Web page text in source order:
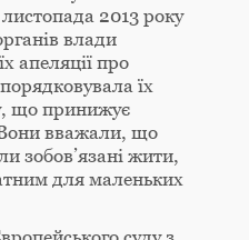
2013 року
влади
апеляції про
їх
що принижує
вважали, що
зобов’язані жити,
для маленьких